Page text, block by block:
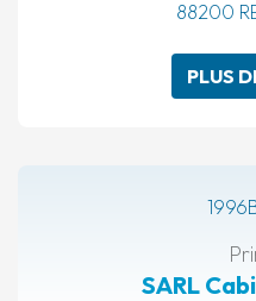
88200
PLUS
SARL